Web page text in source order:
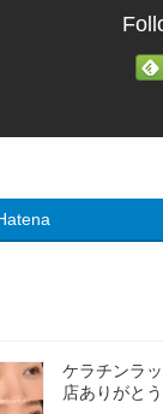
ケラチンラ
店ありがと